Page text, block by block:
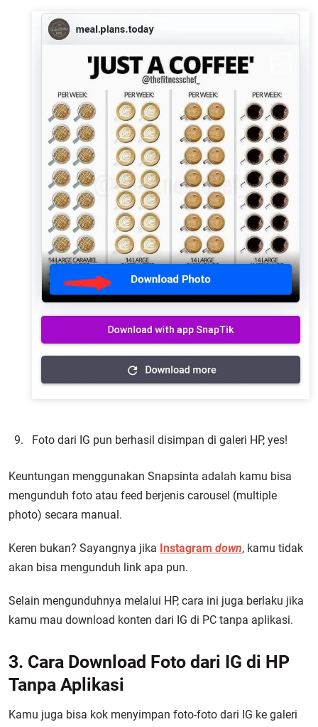
Foto dari IG pun berhasil disimpan di galeri HP, yes!
Keuntungan menggunakan Snapsinta adalah kamu bisa
mengunduh foto atau feed berjenis carousel (multiple
photo) secara manual.
Keren bukan? Sayangnya jika Instagram down, kamu tidak
akan bisa mengunduh link apa pun.
Selain mengunduhnya melalui HP, cara ini juga berlaku jika
kamu mau download konten dari IG di PC tanpa aplikasi.
3. Cara Download Foto dari IG di HP
Tanpa Aplikasi
Kamu juga bisa kok menyimpan foto-foto dari IG ke galeri